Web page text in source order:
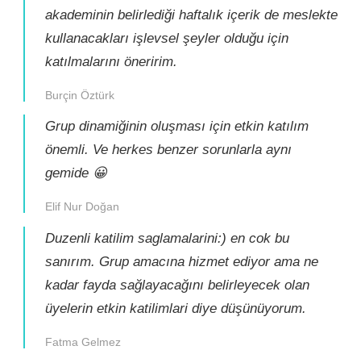
akademinin belirlediği haftalık içerik de meslekte
kullanacakları işlevsel şeyler olduğu için
katılmalarını öneririm.
Burçin Öztürk
Grup dinamiğinin oluşması için etkin katılım
önemli. Ve herkes benzer sorunlarla aynı
gemide 😀
Elif Nur Doğan
Duzenli katilim saglamalarini:) en cok bu
sanırım. Grup amacına hizmet ediyor ama ne
kadar fayda sağlayacağını belirleyecek olan
üyelerin etkin katilimlari diye düşünüyorum.
Fatma Gelmez